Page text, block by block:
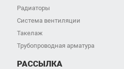
Радиаторы
Система вентиляции
Такелаж
Трубопроводная арматура
РАССЫЛКА